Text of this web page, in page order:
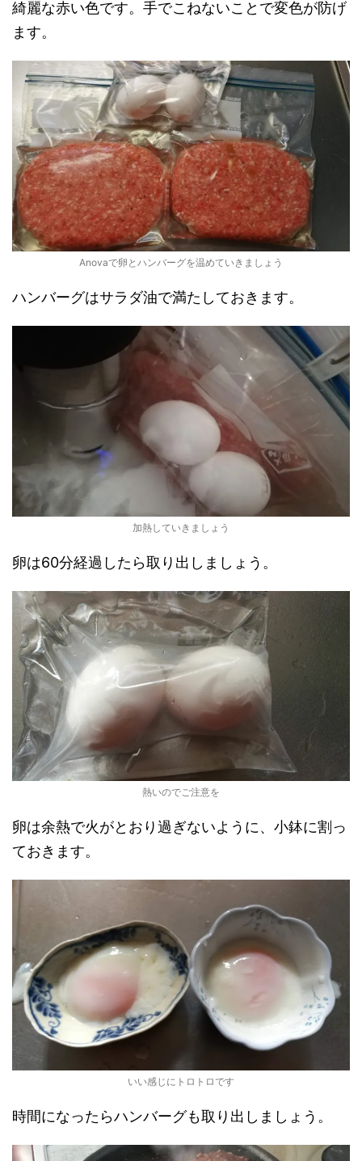
綺麗な赤い色です。手でこねないことで変色が防げ
ます。
Anovaで卵とハンバーグを温めていきましょう
ハンバーグはサラダ油で満たしておきます。
加熱していきましょう
卵は60分経過したら取り出しましょう。
熱いのでご注意を
卵は余熱で火がとおり過ぎないように、小鉢に割っ
ておきます。
いい感じにトロトロです
時間になったらハンバーグも取り出しましょう。